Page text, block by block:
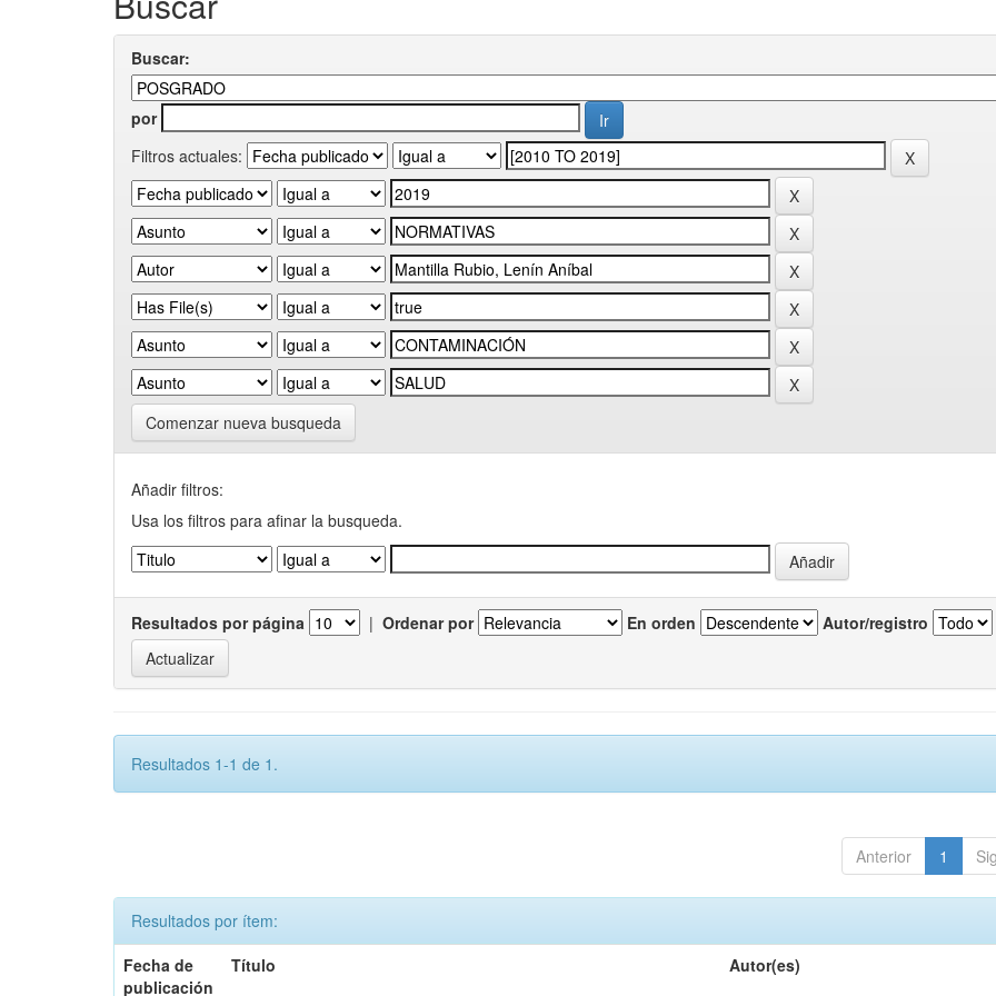
Buscar:
por
Filtros actuales:
Comenzar nueva busqueda
Añadir filtros:
Usa los filtros para afinar la busqueda.
Resultados por página | Ordenar por En orden Autor/registro
Resultados 1-1 de 1.
Anterior 1
Resultados por ítem:
Fecha de
publicación
Título Autor(es)